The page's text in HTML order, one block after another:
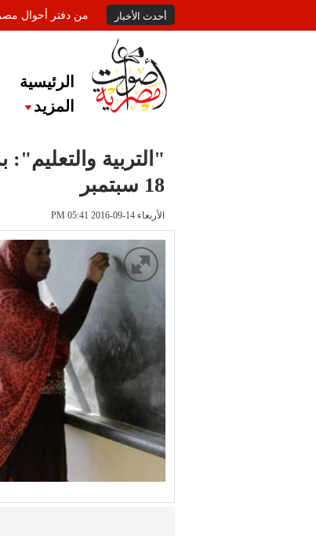
أحدث الأخبار من دفتر أحوال
الرئيسية
المزيد
"التربية
18 سبتمبر
الأربعاء 14-09-2016 PM 05:41